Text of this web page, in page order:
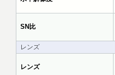
SN比
レンズ
レンズ